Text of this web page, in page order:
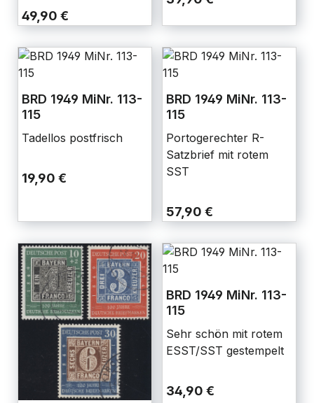
49,90 €
BRD 1949 MiNr. 113-
115
Tadellos postfrisch
19,90 €
BRD 1949 MiNr. 113-
115
Portogerechter R-
Satzbrief mit rotem
SST
57,90 €
BRD 1949 MiNr. 113-
115
Sehr schön mit rotem
ESST/SST gestempelt
34,90 €